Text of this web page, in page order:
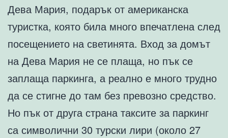
Дева Мария, подарък от американска
туристка, която била много впечатлена след
посещението на светинята. Вход за домът
на Дева Мария не се плаща, но пък се
заплаща паркинга, а реално е много трудно
да се стигне до там без превозно средство.
Но пък от друга страна таксите за паркинг
са символични 30 турски лири (около 27